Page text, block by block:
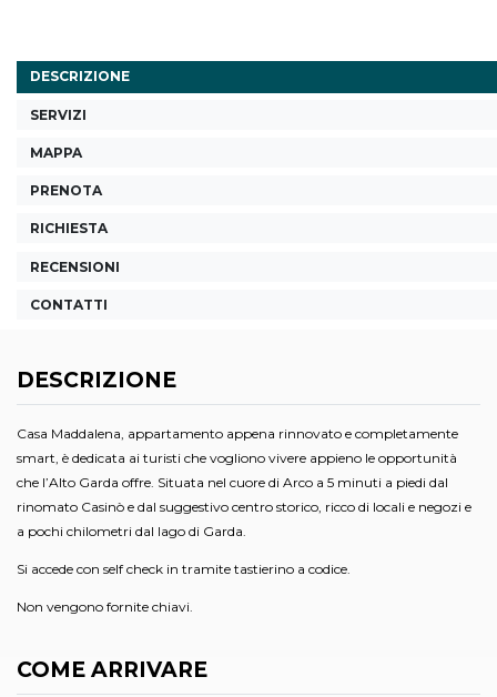
DESCRIZIONE
SERVIZI
MAPPA
PRENOTA
RICHIESTA
RECENSIONI
CONTATTI
DESCRIZIONE
Casa Maddalena, appartamento appena rinnovato e completamente
smart, è dedicata ai turisti che vogliono vivere appieno le opportunità
che l’Alto Garda offre. Situata nel cuore di Arco a 5 minuti a piedi dal
rinomato Casinò e dal suggestivo centro storico, ricco di locali e negozi e
a pochi chilometri dal lago di Garda.
Si accede con self check in tramite tastierino a codice.
Non vengono fornite chiavi.
COME ARRIVARE